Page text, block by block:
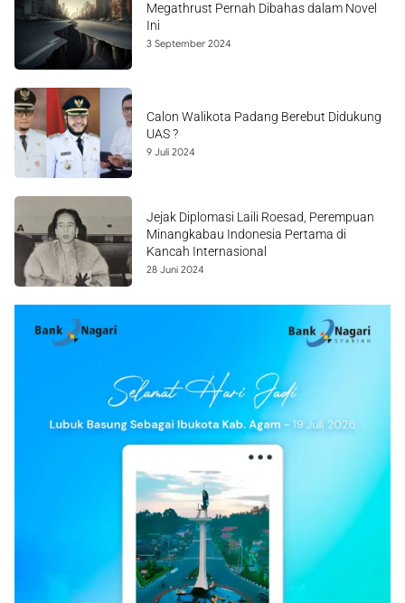
Megathrust Pernah Dibahas dalam Novel
Ini
3 September 2024
Calon Walikota Padang Berebut Didukung
UAS ?
9 Juli 2024
Jejak Diplomasi Laili Roesad, Perempuan
Minangkabau Indonesia Pertama di
Kancah Internasional
28 Juni 2024